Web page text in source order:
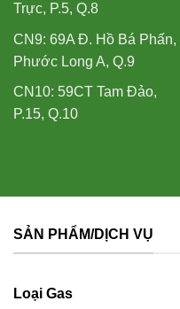
Trực, P.5, Q.8
CN9: 69A Đ. Hồ Bá Phấn,
Phước Long A, Q.9
CN10: 59CT Tam Đảo,
P.15, Q.10
SẢN PHẨM/DỊCH VỤ
Loại Gas